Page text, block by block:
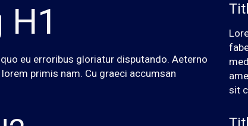
eu erroribus gloriatur disputando. Aeterno
primis nam. Cu graeci accumsan
sit